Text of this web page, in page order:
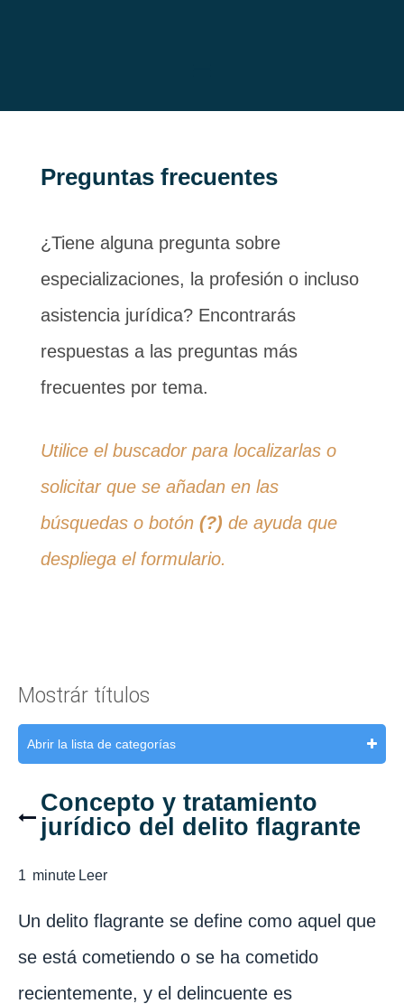
Preguntas frecuentes
¿Tiene alguna pregunta sobre
especializaciones, la profesión o incluso
asistencia jurídica? Encontrarás
respuestas a las preguntas más
frecuentes por tema.
Utilice el buscador para localizarlas o
solicitar que se añadan en las
búsquedas o botón (?) de ayuda que
despliega el formulario.
Mostrár títulos
Abrir la lista de categorías
Concepto y tratamiento
jurídico del delito flagrante
1 minute Leer
Un delito flagrante se define como aquel que
se está cometiendo o se ha cometido
recientemente, y el delincuente es